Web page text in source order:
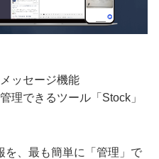
ッセージ機能
理できるツール「Stock」
を、最も簡単に「管理」で